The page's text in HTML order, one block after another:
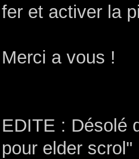
fer et activer la
Merci a vous !
EDITE : Désolé
pour elder scrol"